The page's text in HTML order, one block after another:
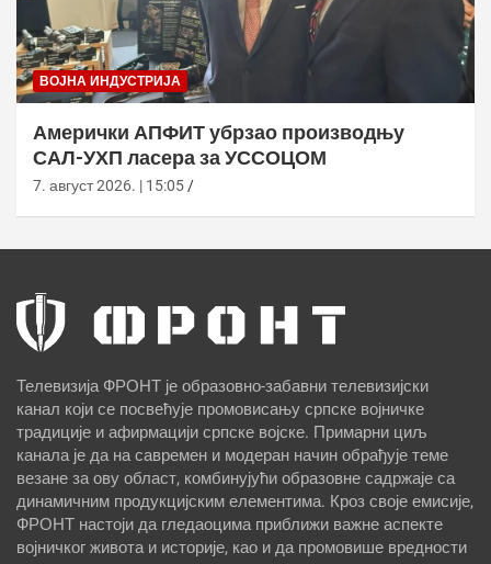
ВОЈНА ИНДУСТРИЈА
Амерички АПФИТ убрзао производњу
САЛ-УХП ласера за УССОЦОМ
7. август 2026. | 15:05
Телевизија ФРОНТ је образовно-забавни телевизијски
канал који се посвећује промовисању српске војничке
традиције и афирмацији српске војске. Примарни циљ
канала је да на савремен и модеран начин обрађује теме
везане за ову област, комбинујући образовне садржаје са
динамичним продукцијским елементима. Кроз своје емисије,
ФРОНТ настоји да гледаоцима приближи важне аспекте
војничког живота и историје, као и да промовише вредности